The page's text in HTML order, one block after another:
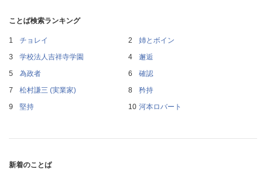
ことば検索ランキング
チョレイ
姉とボイン
学校法人吉祥寺学園
邂逅
為政者
確認
松村謙三 (実業家)
矜持
堅持
河本ロバート
新着のことば